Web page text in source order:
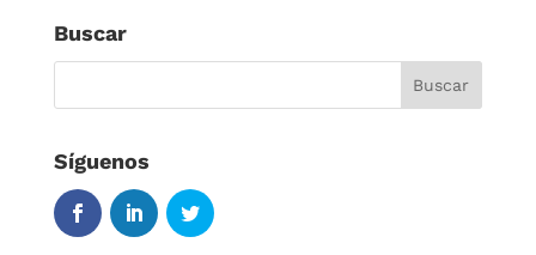
Buscar
Síguenos